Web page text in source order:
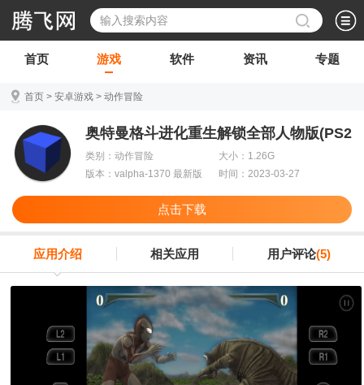
首页 游戏 软件 资讯 专题
首页 > 安卓游戏 > 动作冒险
奥特曼格斗进化重生解锁全部人物版(PS2
模拟器)
类别：动作冒险
大小：1.26G
版本：valpha-1370 最新版
时间：2023-03-27
点击下载
应用介绍 相关应用 用户评论(5)